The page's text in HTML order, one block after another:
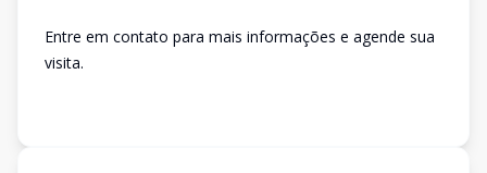
Entre em contato para mais informações e agende sua
visita.